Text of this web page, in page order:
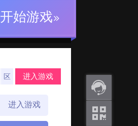
开始游戏
区 进入游戏
进入游戏
返利
咨询